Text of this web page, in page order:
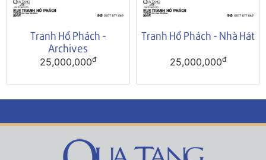
Tranh Hổ Phách -
Archives
25,000,000đ
Tranh Hổ Phách - Nhà Hát
25,000,000đ